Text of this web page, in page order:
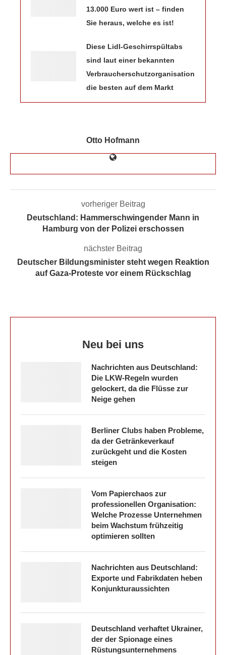
13.000 Euro wert ist – finden
Sie heraus, welche es ist!
Diese Lidl-Geschirrspültabs
sind laut einer bekannten
Verbraucherschutzorganisation
die besten auf dem Markt
Otto Hofmann
vorheriger Beitrag
Deutschland: Hammerschwingender Mann in
Hamburg von der Polizei erschossen
nächster Beitrag
Deutscher Bildungsminister steht wegen Reaktion
auf Gaza-Proteste vor einem Rückschlag
Neu bei uns
Nachrichten aus Deutschland:
Die LKW-Regeln wurden
gelockert, da die Flüsse zur
Neige gehen
Berliner Clubs haben Probleme,
da der Getränkeverkauf
zurückgeht und die Kosten
steigen
Vom Papierchaos zur
professionellen Organisation:
Welche Prozesse Unternehmen
beim Wachstum frühzeitig
optimieren sollten
Nachrichten aus Deutschland:
Exporte und Fabrikdaten heben
Konjunkturaussichten
Deutschland verhaftet Ukrainer,
der der Spionage eines
Rüstungsunternehmens